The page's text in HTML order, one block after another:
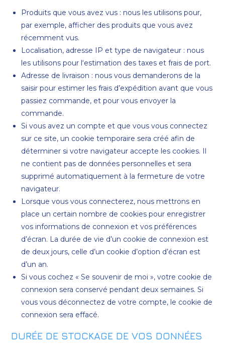
Produits que vous avez vus : nous les utilisons pour,
par exemple, afficher des produits que vous avez
récemment vus.
Localisation, adresse IP et type de navigateur : nous
les utilisons pour l‘estimation des taxes et frais de port.
Adresse de livraison : nous vous demanderons de la
saisir pour estimer les frais d’expédition avant que vous
passiez commande, et pour vous envoyer la
commande.
Si vous avez un compte et que vous vous connectez
sur ce site, un cookie temporaire sera créé afin de
déterminer si votre navigateur accepte les cookies. Il
ne contient pas de données personnelles et sera
supprimé automatiquement à la fermeture de votre
navigateur.
Lorsque vous vous connecterez, nous mettrons en
place un certain nombre de cookies pour enregistrer
vos informations de connexion et vos préférences
d’écran. La durée de vie d’un cookie de connexion est
de deux jours, celle d’un cookie d’option d’écran est
d’un an.
Si vous cochez « Se souvenir de moi », votre cookie de
connexion sera conservé pendant deux semaines. Si
vous vous déconnectez de votre compte, le cookie de
connexion sera effacé.
DURÉE DE STOCKAGE DE VOS DONNÉES